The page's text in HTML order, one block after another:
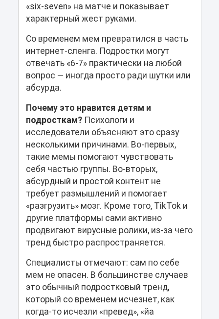
«six-seven» на матче и показывает
характерный жест руками.
Со временем мем превратился в часть
интернет-сленга. Подростки могут
отвечать «6-7» практически на любой
вопрос — иногда просто ради шутки или
абсурда.
Почему это нравится детям и
подросткам? Психологи и
исследователи объясняют это сразу
несколькими причинами. Во-первых,
такие мемы помогают чувствовать
себя частью группы. Во-вторых,
абсурдный и простой контент не
требует размышлений и помогает
«разгрузить» мозг. Кроме того, TikTok и
другие платформы сами активно
продвигают вирусные ролики, из-за чего
тренд быстро распространяется.
Специалисты отмечают: сам по себе
мем не опасен. В большинстве случаев
это обычный подростковый тренд,
который со временем исчезнет, как
когда-то исчезли «превед», «йа